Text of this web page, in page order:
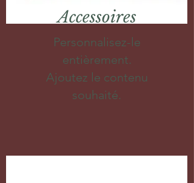
Accessoires
Personnalisez-le
entièrement.
Ajoutez le contenu
souhaité.